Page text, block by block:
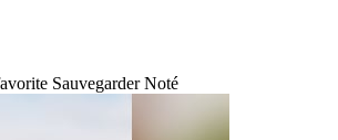
Sauvegarder Noté